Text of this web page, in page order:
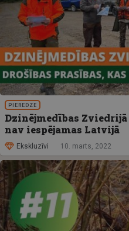
PIEREDZE
Dzinējmedības
nav iespējamas Latvijā
Ekskluzīvi 10. marts, 2022